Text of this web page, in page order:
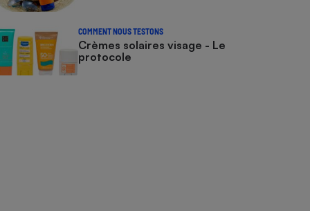
COMMENT NOUS TESTONS
Crèmes solaires visage - Le
protocole